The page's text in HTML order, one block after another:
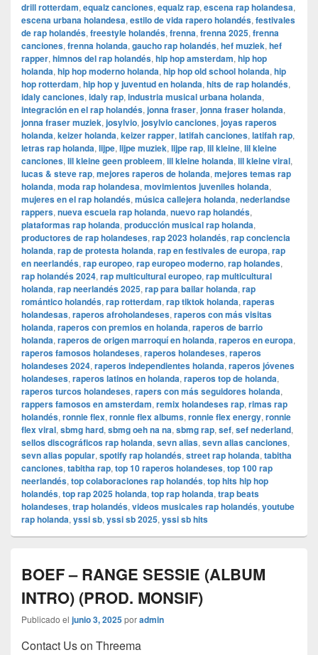
drill rotterdam, equalz canciones, equalz rap, escena rap holandesa,
escena urbana holandesa, estilo de vida rapero holandés, festivales
de rap holandés, freestyle holandés, frenna, frenna 2025, frenna
canciones, frenna holanda, gaucho rap holandés, hef muziek, hef
rapper, himnos del rap holandés, hip hop amsterdam, hip hop
holanda, hip hop moderno holanda, hip hop old school holanda, hip
hop rotterdam, hip hop y juventud en holanda, hits de rap holandés,
idaly canciones, idaly rap, industria musical urbana holanda,
integración en el rap holandés, jonna fraser, jonna fraser holanda,
jonna fraser muziek, josylvio, josylvio canciones, joyas raperos
holanda, keizer holanda, keizer rapper, latifah canciones, latifah rap,
letras rap holanda, lijpe, lijpe muziek, lijpe rap, lil kleine, lil kleine
canciones, lil kleine geen probleem, lil kleine holanda, lil kleine viral,
lucas & steve rap, mejores raperos de holanda, mejores temas rap
holanda, moda rap holandesa, movimientos juveniles holanda,
mujeres en el rap holandés, música callejera holanda, nederlandse
rappers, nueva escuela rap holanda, nuevo rap holandés,
plataformas rap holanda, producción musical rap holanda,
productores de rap holandeses, rap 2023 holandés, rap conciencia
holanda, rap de protesta holanda, rap en festivales de europa, rap
en neerlandés, rap europeo, rap europeo moderno, rap holandes,
rap holandés 2024, rap multicultural europeo, rap multicultural
holanda, rap neerlandés 2025, rap para bailar holanda, rap
romántico holandés, rap rotterdam, rap tiktok holanda, raperas
holandesas, raperos afroholandeses, raperos con más visitas
holanda, raperos con premios en holanda, raperos de barrio
holanda, raperos de origen marroquí en holanda, raperos en europa,
raperos famosos holandeses, raperos holandeses, raperos
holandeses 2024, raperos independientes holanda, raperos jóvenes
holandeses, raperos latinos en holanda, raperos top de holanda,
raperos turcos holandeses, rapers con más seguidores holanda,
rappers famosos en amsterdam, remix holandeses rap, rimas rap
holandés, ronnie flex, ronnie flex albums, ronnie flex energy, ronnie
flex viral, sbmg hard, sbmg oeh na na, sbmg rap, sef, sef nederland,
sellos discográficos rap holanda, sevn alias, sevn alias canciones,
sevn alias popular, spotify rap holandés, street rap holanda, tabitha
canciones, tabitha rap, top 10 raperos holandeses, top 100 rap
neerlandés, top colaboraciones rap holandés, top hits hip hop
holandés, top rap 2025 holanda, top rap holanda, trap beats
holandeses, trap holandés, videos musicales rap holandés, youtube
rap holanda, yssi sb, yssi sb 2025, yssi sb hits
BOEF – RANGE SESSIE (ALBUM
INTRO) (PROD. MONSIF)
Publicado el junio 3, 2025poradmin
Contact Us on Threema